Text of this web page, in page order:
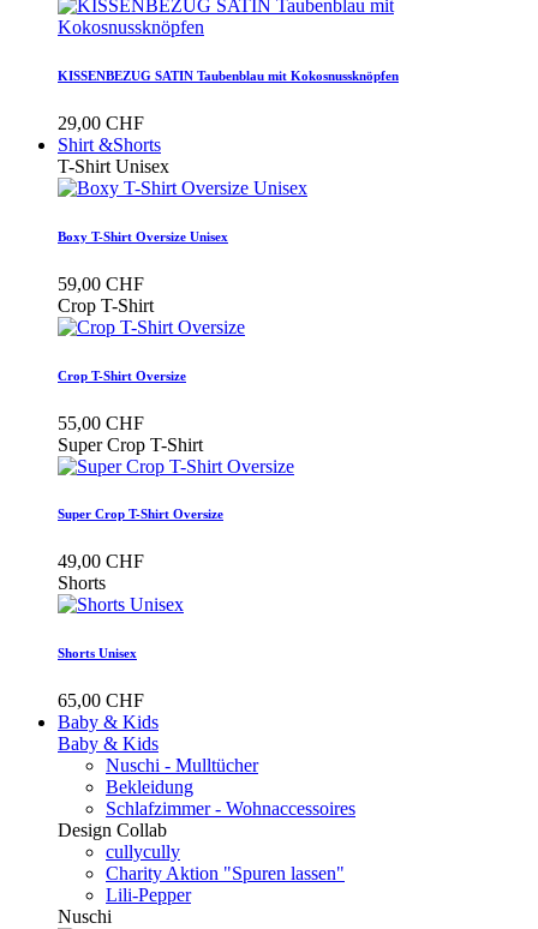
KISSENBEZUG SATIN Taubenblau mit Kokosnussknöpfen
29,00 CHF
Shirt &Shorts
T-Shirt Unisex
Boxy T-Shirt Oversize Unisex
59,00 CHF
Crop T-Shirt
Crop T-Shirt Oversize
55,00 CHF
Super Crop T-Shirt
Super Crop T-Shirt Oversize
49,00 CHF
Shorts
Shorts Unisex
65,00 CHF
Baby & Kids
Baby & Kids
Nuschi - Mulltücher
Bekleidung
Schlafzimmer - Wohnaccessoires
Design Collab
cullycully
Charity Aktion "Spuren lassen"
Lili-Pepper
Nuschi